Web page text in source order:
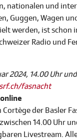
nationalen und
Guggen, Wagen
werden, ist schon
Radio und
2024, 14.00 Uhr
fasnacht
Cortège der Basler
14.00 Uhr
Livestream.